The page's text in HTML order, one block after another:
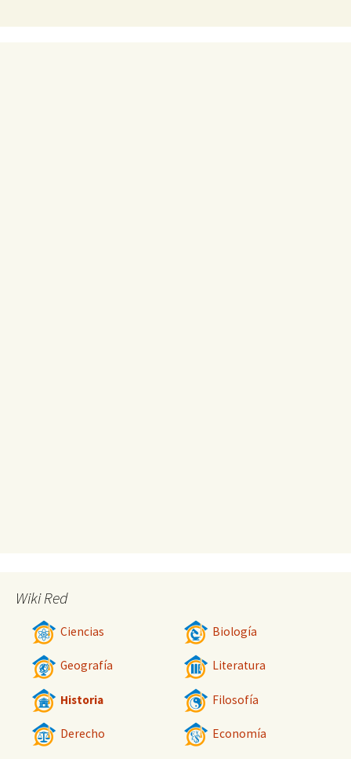
Wiki Red
Ciencias Biología
Geografía Literatura
Historia Filosofía
Derecho Economía